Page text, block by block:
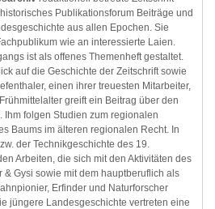
Publikationsforum Beiträge und
aus allen Epochen. Sie
wie an interessierte Laien.
ist als offenes Themenheft gestaltet.
auf die Geschichte der Zeitschrift sowie
einen ihrer treuesten Mitarbeiter,
greift ein Beitrag über den
Ihm folgen Studien zum regionalen
Baums im älteren regionalen Recht. In
der Technikgeschichte des 19.
Arbeiten, die sich mit den Aktivitäten des
& Gysi sowie mit dem hauptberuflich als
Erfinder und Naturforscher
jüngere Landesgeschichte vertreten eine